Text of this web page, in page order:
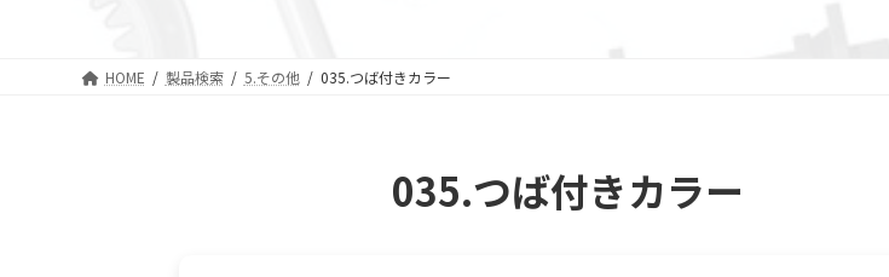
HOME 製品検索 5.その他 035.つば付きカラー
035.つば付きカラー